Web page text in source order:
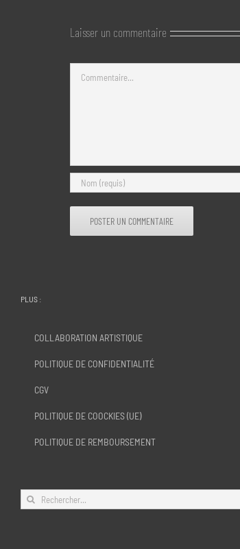
Laisser un commentaire
PLUS :
COLLABORATION ARTISTIQUE
POLITIQUE DE CONFIDENTIALITÉ
CGV
POLITIQUE DE COOCKIES (UE)
POLITIQUE DE REMBOURSEMENT
Rechercher: